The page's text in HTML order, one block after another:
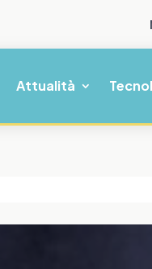
Attualità